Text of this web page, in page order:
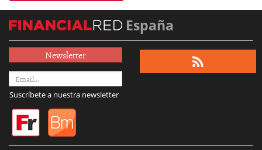
España
Newsletter
Suscríbete a nuestra newsletter